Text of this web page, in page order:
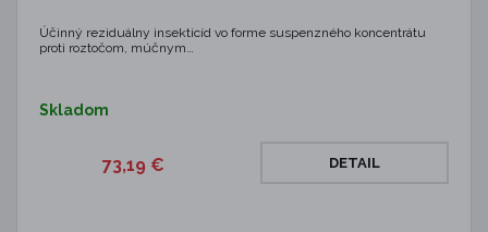
Účinný reziduálny insekticíd vo forme suspenzného koncentrátu
proti roztočom, múčnym…
Skladom
73,19 € DETAIL